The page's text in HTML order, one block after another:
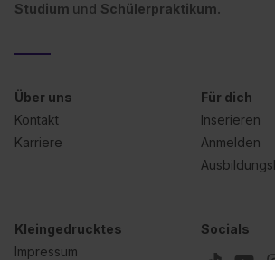
Studium und Schülerpraktikum.
Über uns
Kontakt
Karriere
Für dich
Inserieren
Anmelden
Kleingedrucktes
Impressum
Socials